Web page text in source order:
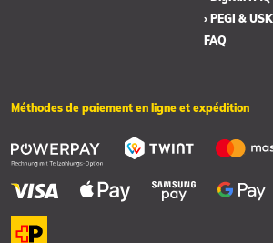
› PEGI & USK
FAQ
Méthodes de paiement en ligne et expédition